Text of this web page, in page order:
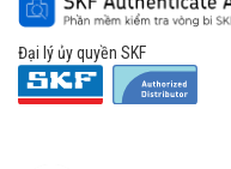
Đại lý ủy quyền SKF